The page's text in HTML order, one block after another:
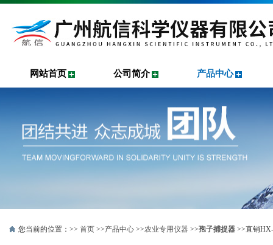
网站首页 公司简介 产品中心
您当前的位置：>> 首页 >>产品中心 >>农业专用仪器 >>孢子捕捉器 >>直销